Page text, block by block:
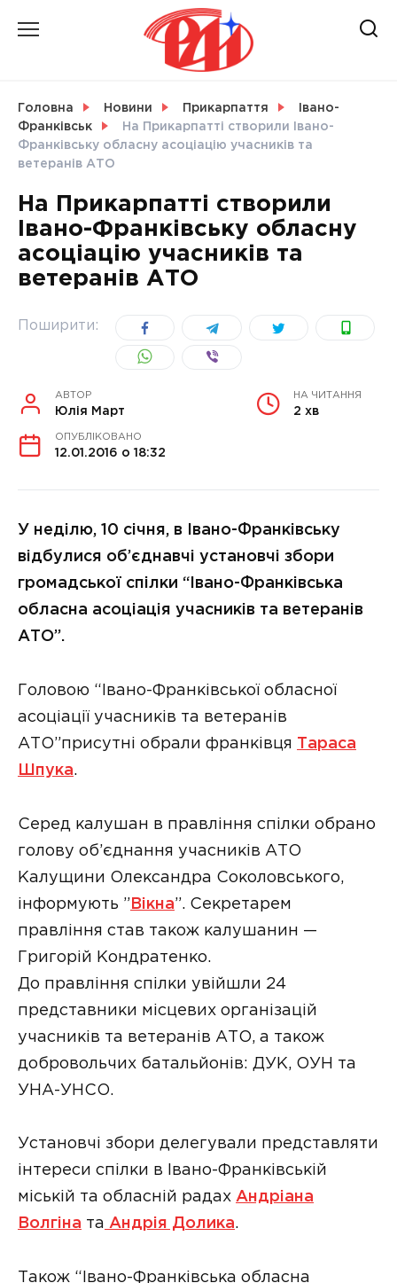
СВІТ
УКРАЇНА
Головна Новини Прикарпаття
Івано-
Франківськ
На Прикарпатті створили Івано-
Франківську обласну асоціацію учасників та
ветеранів АТО
На Прикарпатті створили
Івано-Франківську обласну
асоціацію учасників та
ветеранів АТО
Поширити:
АВТОР
Юлія Март
НА ЧИТАННЯ
2 хв
ОПУБЛІКОВАНО
12.01.2016 о 18:32
У неділю, 10 січня, в Івано-Франківську
відбулися об’єднавчі установчі збори
громадської спілки “Івано-Франківська
обласна асоціація учасників та ветеранів
АТО”.
Головою “Івано-Франківської обласної
асоціації учасників та ветеранів
АТО”присутні обрали франківця
Тараса
Шпука.
Серед калушан в правління спілки обрано
голову об’єднання учасників АТО
Калущини Олександра Соколовського,
інформують ” Вікна”. Секретарем
правління став також калушанин —
Григорій Кондратенко.
До правління спілки увійшли 24
представники місцевих організацій
учасників та ветеранів АТО, а також
добровольчих батальйонів: ДУК, ОУН та
УНА-УНСО.
Установчі збори делегували представляти
інтереси спілки в Івано-Франківській
міській та обласній радах Андріана
Волгіна та Андрія Долика.
Також “Івано-Франківська обласна